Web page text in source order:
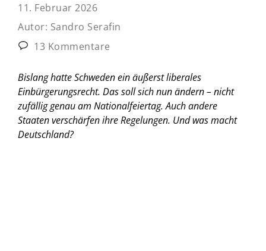
11. Februar 2026
Autor: Sandro Serafin
13 Kommentare
Bislang hatte Schweden ein äußerst liberales
Einbürgerungsrecht. Das soll sich nun ändern – nicht
zufällig genau am Nationalfeiertag. Auch andere
Staaten verschärfen ihre Regelungen. Und was macht
Deutschland?